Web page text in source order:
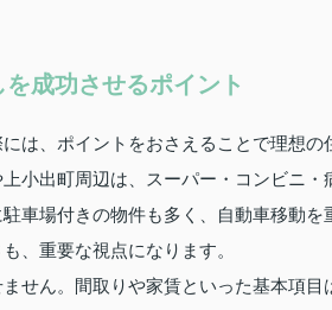
成功させるポイント
は、ポイントをおさえることで理想
小出町周辺は、スーパー・コンビニ
車場付きの物件も多く、自動車移動
、重要な視点になります。
せん。間取りや家賃といった基本項